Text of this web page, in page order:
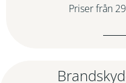
Priser från